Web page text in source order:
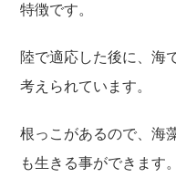
特徴です。
陸で適応した後に、海
考えられています。
根っこがあるので、海
も生きる事ができます。